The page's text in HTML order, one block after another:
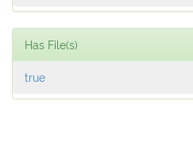
Has File(s)
true